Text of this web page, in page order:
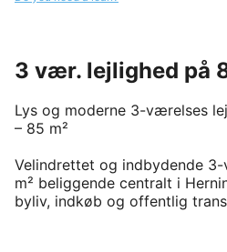
3 vær. lejlighed på
Lys og moderne 3-værelses
– 85 m²
Velindrettet og indbydende
m² beliggende centralt i
byliv, indkøb og offentlig